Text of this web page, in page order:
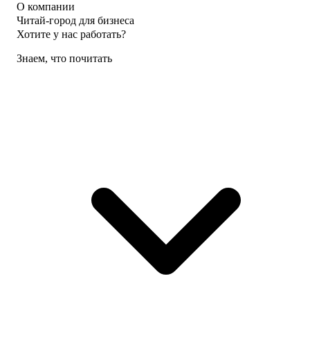
О компании
Читай-город для бизнеса
Хотите у нас работать?
Знаем, что почитать